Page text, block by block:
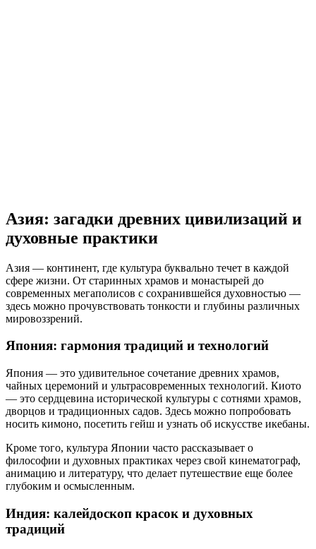
Азия: загадки древних цивилизаций и
духовные практики
Азия — континент, где культура буквально течет в каждой
сфере жизни. От старинных храмов и монастырей до
современных мегаполисов с сохранившейся духовностью —
здесь можно прочувствовать тонкости и глубины различных
мировоззрений.
Япония: гармония традиций и технологий
Япония — это удивительное сочетание древних храмов,
чайных церемоний и ультрасовременных технологий. Киото
— это сердцевина исторической культуры с сотнями храмов,
дворцов и традиционных садов. Здесь можно попробовать
носить кимоно, посетить гейш и узнать об искусстве икебаны.
Кроме того, культура Японии часто рассказывает о
философии и духовных практиках через свой кинематограф,
анимацию и литературу, что делает путешествие еще более
глубоким и осмысленным.
Индия: калейдоскоп красок и духовных
традиций